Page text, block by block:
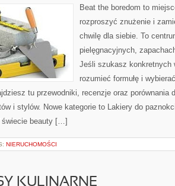
Beat the boredom to
rozproszyć znużenie i
chwilę dla siebie. To
pielęgnacyjnych,
Jeśli szukasz konkretnych
rozumieć formułę i
tu przewodniki, recenzje oraz porównania
i stylów. Nowe kategorie to Lakiery do
świecie beauty […]
NIERUCHOMOŚCI
KULINARNE